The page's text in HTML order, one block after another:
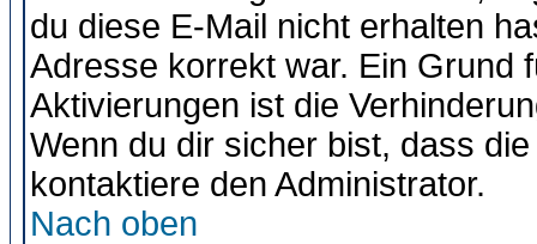
du diese E-Mail nicht erhalten
Adresse korrekt war. Ein Grund
Aktivierungen ist die
Wenn du dir sicher bist, dass
kontaktiere den Administrator.
Nach oben